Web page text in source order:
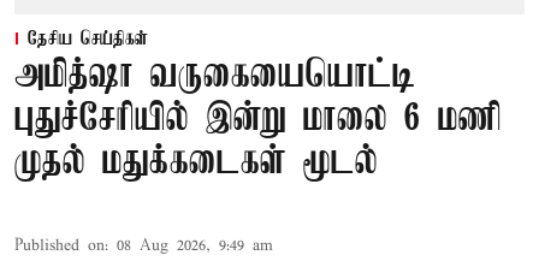
தேசிய செய்திகள்
அமித்ஷா வருகையையொட்டி
புதுச்சேரியில் இன்று மாலை 6 மணி
முதல் மதுக்கடைகள் மூடல்
Published on: 08 Aug 2026, 9:49 am